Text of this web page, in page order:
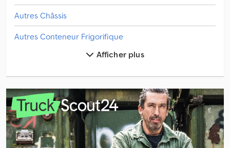
Autres Châssis
Autres Conteneur Frigorifique
Autres Rouleau-Compresseur
Autres Tech.de Fourrage
Autres Technologie De Transport Pour L'agriculture
Autres Tracteurs Routiers
Autres Transport Auto
Afficher plus